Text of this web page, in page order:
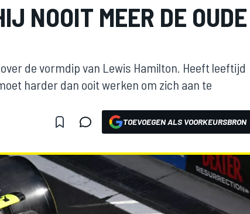
NOOIT MEER DE OUDE
de vormdip van Lewis Hamilton. Heeft leeftijd
harder dan ooit werken om zich aan te
TOEVOEGEN ALS VOORKEURSBRON